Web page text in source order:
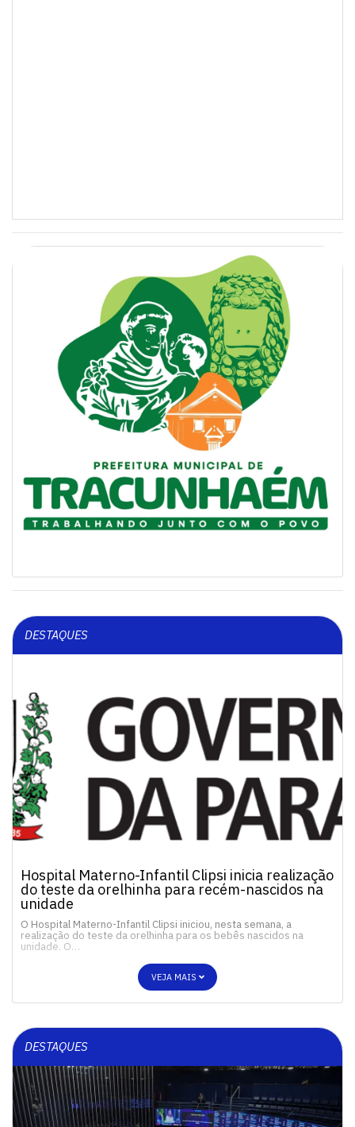
DESTAQUES
Hospital Materno-Infantil Clipsi inicia realização
do teste da orelhinha para recém-nascidos na
unidade
O Hospital Materno-Infantil Clipsi iniciou, nesta semana, a
realização do teste da orelhinha para os bebês nascidos na
unidade. O…
VEJA MAIS
DESTAQUES